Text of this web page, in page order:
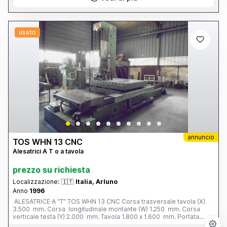
usato
annuncio
TOS WHN 13 CNC
Alesatrici A T o a tavola
prezzo su richiesta
Localizzazione: 🇮🇹 Italia, Arluno
Anno 1996
ALESATRICE A “T” TOS WHN 13 CNC Corsa trasversale tavola (X)
3.500 mm. Corsa longitudinale montante (W) 1.250 mm. Corsa
verticale testa (Y) 2.000 mm. Tavola 1.800 x 1.600 mm. Portata
tavola 12 tonn. Corsa mandrino (Z) 800 mm. Ø mandrino 130 mm.